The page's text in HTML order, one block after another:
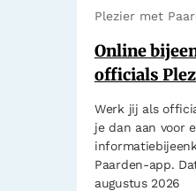
Plezier met
Online
officials
Werk jij als
je dan aan voor
Paarden-app.
augustus 2026